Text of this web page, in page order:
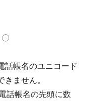
話帳名のユニコード
ません。
話帳名の先頭に数